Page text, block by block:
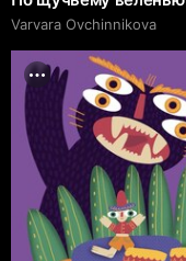
Varvara Ovchinnikova